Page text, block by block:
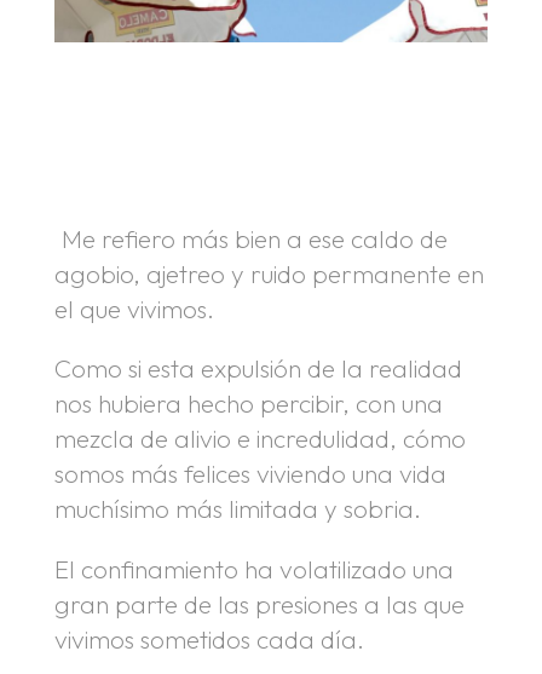
Me refiero más bien a ese caldo de
agobio, ajetreo y ruido permanente en
el que vivimos.
Como si esta expulsión de la realidad
nos hubiera hecho percibir, con una
mezcla de alivio e incredulidad, cómo
somos más felices viviendo una vida
muchísimo más limitada y sobria.
El confinamiento ha volatilizado una
gran parte de las presiones a las que
vivimos sometidos cada día.